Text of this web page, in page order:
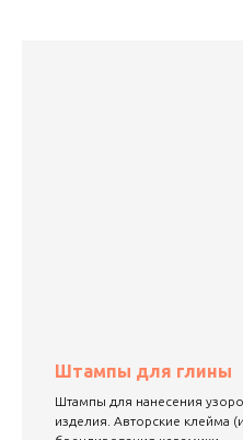
Штампы для глины
Штампы для нанесения
изделия. Авторские клейма